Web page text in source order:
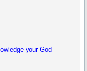
your God